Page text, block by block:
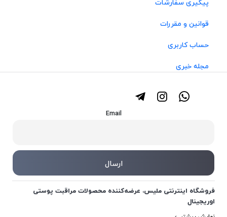
پیگیری سفارشات
قوانین و مقررات
حساب کاربری
مجله خبری
Email
فروشگاه اینترنتی ملیس، عرضه‌کننده محصولات مراقبت پوستی
اوریجینال